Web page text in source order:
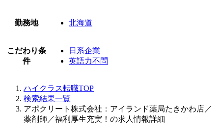
勤務地 北海道
こだわり条
件
日系企業
英語力不問
ハイクラス転職TOP
検索結果一覧
アポクリート株式会社：アイランド薬局たきかわ店／
薬剤師／福利厚生充実！の求人情報詳細